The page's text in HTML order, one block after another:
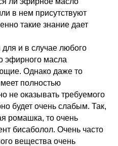
в нем присутствуют
такие знание дает
и в случае любого
эфирного масла
Однако даже то
полностью
не оказывать требуемого
будет очень слабым. Так,
ромашка, то очень
бисаболол. Очень часто
вещества очень